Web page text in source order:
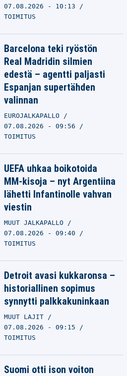
07.08.2026 - 10:13
TOIMITUS
Barcelona teki ryöstön
Real Madridin silmien
edestä – agentti paljasti
Espanjan supertähden
valinnan
EUROJALKAPALLO
07.08.2026 - 09:56
TOIMITUS
UEFA uhkaa boikotoida
MM-kisoja – nyt Argentiina
lähetti Infantinolle vahvan
viestin
MUUT JALKAPALLO
07.08.2026 - 09:40
TOIMITUS
Detroit avasi kukkaronsa –
historiallinen sopimus
synnytti palkkakuninkaan
MUUT LAJIT
07.08.2026 - 09:15
TOIMITUS
Suomi otti ison voiton